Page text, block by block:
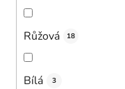
Růžová 18
Bílá 3